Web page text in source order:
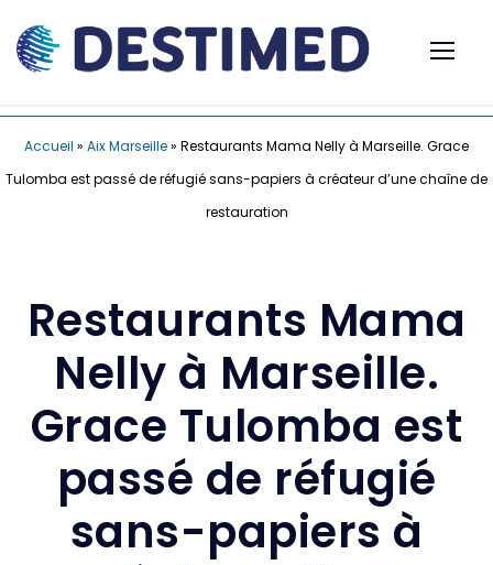
Accueil » Aix Marseille» Restaurants Mama Nelly à Marseille. Grace
Tulomba est passé de réfugié sans-papiers à créateur d’une chaîne de
restauration
Restaurants Mama
Nelly à Marseille.
Grace Tulomba est
passé de réfugié
sans-papiers à